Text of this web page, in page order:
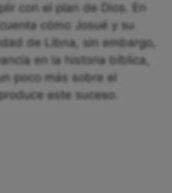
con el plan de Dios. En
cómo Josué y su
de Libna, sin embargo,
en la historia bíblica,
poco más sobre el
este suceso.